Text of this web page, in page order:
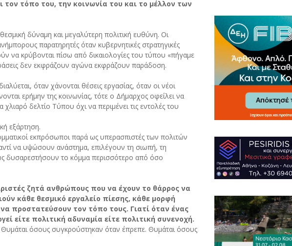
τόπο του, την κοινωνία του και το μέλλον των
δύναμη και μεγαλύτερη πολιτική ευθύνη. Οι
παρατηρητές όταν κυβερνητικές στρατηγικές
να κρύβονται πίσω από δικαιολογίες του τύπου «πήγαμε
δεν εκφράζουν αγώνα εκφράζουν παράδοση.
όταν χάνονται θέσεις εργασίας, όταν οι νέοι
ερήμην της κοινωνίας, τότε ο Δήμαρχος οφείλει να
δελτίο Τύπου όχι να περιμένει τις εντολές του
εξάρτηση.
εκπρόσωποι παρά ως υπερασπιστές των πολιτών
να υψώσουν ανάστημα, επιλέγουν τη σιωπή, τη
δυσαρεστήσουν το κόμμα περισσότερο από όσο
ζητά ανθρώπους που να έχουν το θάρρος να
κάθε θεσμικό εργαλείο πίεσης, κάθε μορφή
προστατεύσουν τον τόπο τους. Γιατί όταν ένας
είτε πολιτική αδυναμία είτε πολιτική συνενοχή.
όσους συγκρούστηκαν όταν έπρεπε. Θυμάται όσους